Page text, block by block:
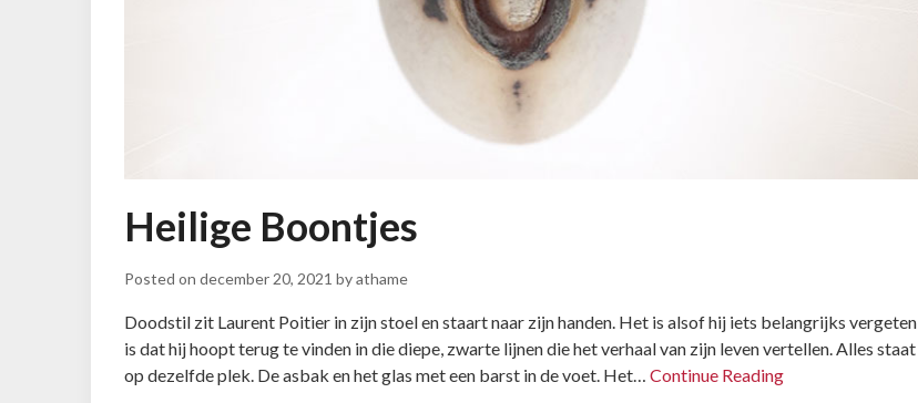
Heilige Boontjes
Posted on december 20, 2021 byathame
Doodstil zit Laurent Poitier in zijn stoel en staart naar zijn handen. Het is alsof hij iets belangrijks vergeten
is dat hij hoopt terug te vinden in die diepe, zwarte lijnen die het verhaal van zijn leven vertellen. Alles staat
op dezelfde plek. De asbak en het glas met een barst in de voet. Het…
Continue Reading